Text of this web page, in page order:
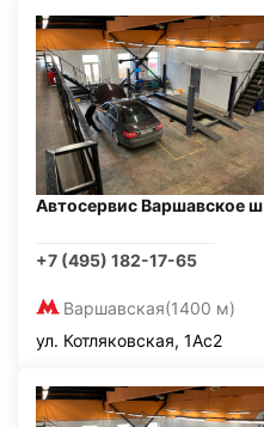
Автосервис Варшавское ш
+7 (495) 182-17-65
Варшавская(1400 м)
ул. Котляковская, 1Ас2